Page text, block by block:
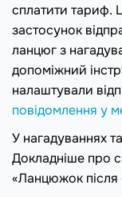
сплатити тариф.
застосунок
ланцюг з
допоміжний
налаштували
повідомлення у
У нагадуваннях
Докладніше про
«Ланцюжок після